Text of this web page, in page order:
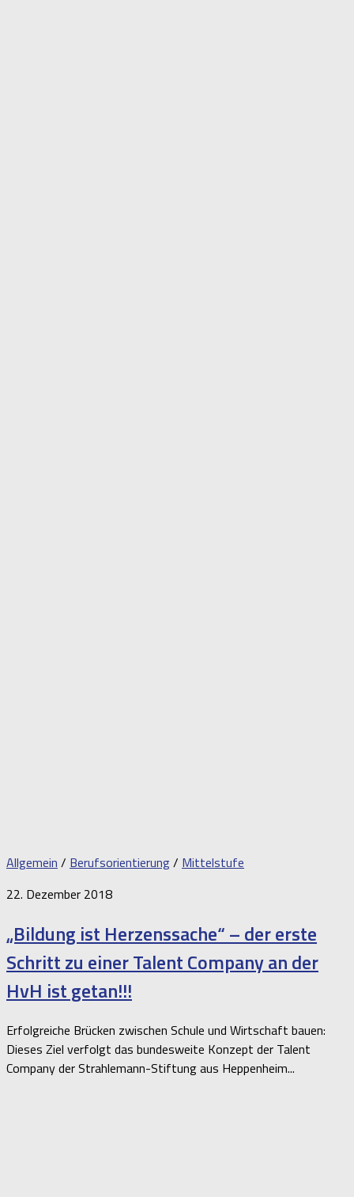
Allgemein / Berufsorientierung/ Mittelstufe
22. Dezember 2018
„Bildung ist Herzenssache“ – der erste
Schritt zu einer Talent Company an der
HvH ist getan!!!
Erfolgreiche Brücken zwischen Schule und Wirtschaft bauen:
Dieses Ziel verfolgt das bundesweite Konzept der Talent
Company der Strahlemann-Stiftung aus Heppenheim...